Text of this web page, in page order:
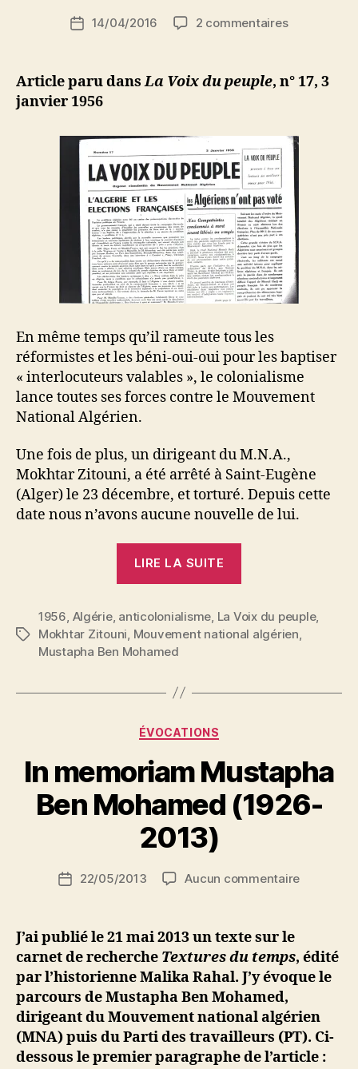
Auteur
de
i
M
s
a
Date14/04/2016 2 commentairessur
place
Encore
un
dirigeant
du
M.N.A.
arrêté
et
torturé
Article paru dansLa Voix du peuple, n° 17, 3
janvier 1956
En même temps qu’il rameute tous les
réformistes et les béni-oui-oui pour les baptiser
« interlocuteurs valables », le colonialisme
lance toutes ses forces contre le Mouvement
National Algérien.
Une fois de plus, un dirigeant du M.N.A.,
Mokhtar Zitouni, a été arrêté à Saint-Eugène
(Alger) le 23 décembre, et torturé. Depuis cette
date nous n’avons aucune nouvelle de lui.
LIRE LA SUITE
aux
« Interlocuteurs
du
M.N.A.
arrêté
Étiquettes
1956 Algérie, anticolonialisme La Voix du peuple,
Mokhtar Zitouni Mouvement national algérien
Mustapha Ben Mohamed
Catégories
ÉVOCATIONS
In memoriam Mustapha
Ben Mohamed (1926-
2013)
a
N
d
ji
b
i
M
u
s
s
a
Date22/05/2013 Aucun commentairesur
Ben
Mohamed
(1926-
J’ai publié le 21 mai 2013 un texte sur le
carnet de recherche Textures du temps, édité
par l’historienne Malika Rahal. J’y évoque le
parcours de Mustapha Ben Mohamed,
dirigeant du Mouvement national algérien
(MNA) puis du Parti des travailleurs (PT). Ci-
dessous le premier paragraphe de l’article :